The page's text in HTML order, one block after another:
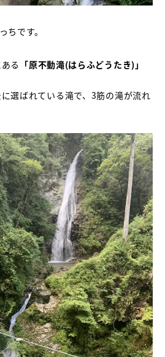
ちです。
る 「原不動滝(はらふどうたき)」
選ばれている滝で、3筋の滝が流れ